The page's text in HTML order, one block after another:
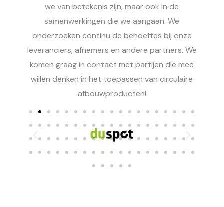
we van betekenis zijn, maar ook in de
samenwerkingen die we aangaan. We
onderzoeken continu de behoeftes bij onze
leveranciers, afnemers en andere partners. We
komen graag in contact met partijen die mee
willen denken in het toepassen van circulaire
afbouwproducten!